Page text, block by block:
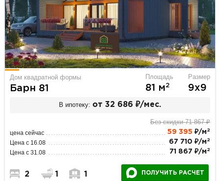
Дом квадратной формы
Барн 81
Площадь
81 м2
Размер
9х9
В ипотеку: от 32 686 ₽/мес.
Без скидки 71 867 ₽
цена сейчас 59 395 ₽/м 2
Цена с 16.08 67 710 ₽/м 2
Цена с 31.08 71 867 ₽/м 2
2 1 1 ПОЛУЧИТЬ РАСЧЕТ